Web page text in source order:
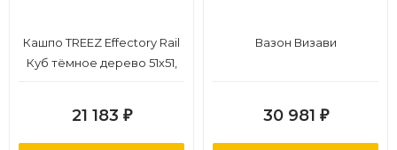
Кашпо TREEZ Effectory Rail
Куб тёмное дерево 51х51,
21 183 ₽
Вазон Визави
30 981 ₽